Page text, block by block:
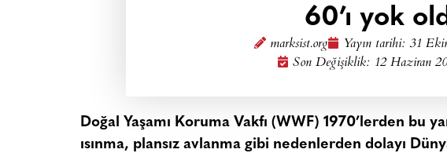
60’ı yok
marksist.org Yayın tarihi: 31
Son Değişiklik: 12 Haziran
Doğal Yaşamı Koruma Vakfı (WWF) 1970’lerden bu
ısınma, plansız avlanma gibi nedenlerden dolayı